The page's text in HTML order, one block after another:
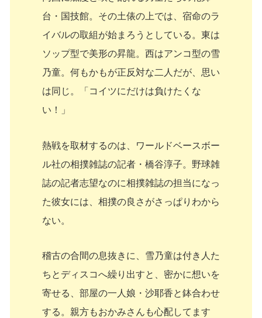
台・国技館。その土俵の上では、宿命のラ
イバルの取組が始まろうとしている。東は
ソップ型で美形の昇龍。西はアンコ型の雪
乃童。何もかもが正反対な二人だが、思い
は同じ。「コイツにだけは負けたくな
い！」
熱戦を取材するのは、ワールドベースボー
ル社の相撲雑誌の記者・橋谷淳子。野球雑
誌の記者志望なのに相撲雑誌の担当になっ
た彼女には、相撲の良さがさっぱりわから
ない。
稽古の合間の息抜きに、雪乃童は付き人た
ちとディスコへ繰り出すと、密かに想いを
寄せる、部屋の一人娘・沙耶香と鉢合わせ
する。親方もおかみさんも心配してます